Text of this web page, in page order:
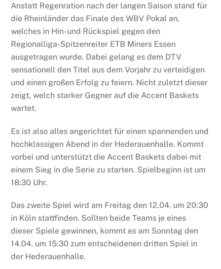
Anstatt Regenration nach der langen Saison stand für
die Rheinländer das Finale des WBV Pokal an,
welches in Hin- und Rückspiel gegen den
Regionalliga-Spitzenreiter ETB Miners Essen
ausgetragen wurde. Dabei gelang es dem DTV
sensationell den Titel aus dem Vorjahr zu verteidigen
und einen großen Erfolg zu feiern. Nicht zuletzt dieser
zeigt, welch starker Gegner auf die Accent Baskets
wartet.
Es ist also alles angerichtet für einen spannenden und
hochklassigen Abend in der Hederauenhalle. Kommt
vorbei und unterstützt die Accent Baskets dabei mit
einem Sieg in die Serie zu starten. Spielbeginn ist um
18:30 Uhr.
Das zweite Spiel wird am Freitag den 12.04. um 20:30
in Köln stattfinden. Sollten beide Teams je eines
dieser Spiele gewinnen, kommt es am Sonntag den
14.04. um 15:30 zum entscheidenen dritten Spiel in
der Hederauenhalle.